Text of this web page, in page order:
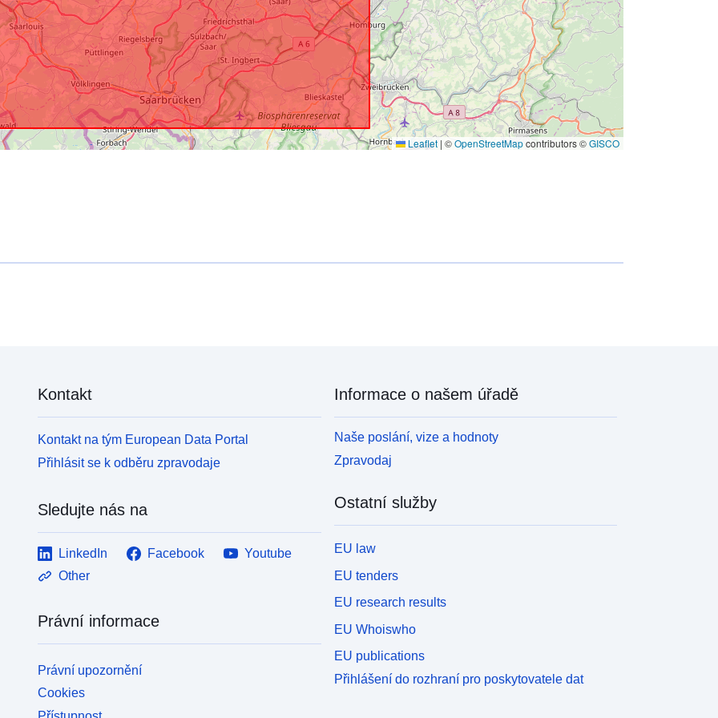
Leaflet | ©OpenStreetMapcontributors ©GISCO
Kontakt
Kontakt na tým European Data Portal
Přihlásit se k odběru zpravodaje
Sledujte nás na
LinkedIn Facebook
Youtube
Other
Právní informace
Právní upozornění
Cookies
Informace o našem úřadě
Naše poslání, vize a hodnoty
Zpravodaj
Ostatní služby
EU law
EU tenders
EU research results
EU Whoiswho
EU publications
Přihlášení do rozhraní pro poskytovatele dat